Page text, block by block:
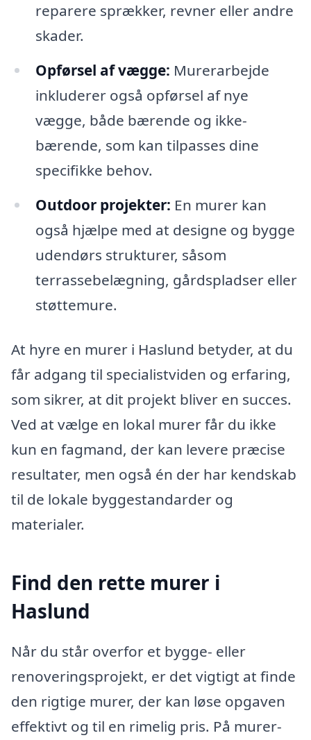
reparere sprækker, revner eller andre
skader.
Opførsel af vægge: Murerarbejde
inkluderer også opførsel af nye
vægge, både bærende og ikke-
bærende, som kan tilpasses dine
specifikke behov.
Outdoor projekter: En murer kan
også hjælpe med at designe og bygge
udendørs strukturer, såsom
terrassebelægning, gårdspladser eller
støttemure.
At hyre en murer i Haslund betyder, at du
får adgang til specialistviden og erfaring,
som sikrer, at dit projekt bliver en succes.
Ved at vælge en lokal murer får du ikke
kun en fagmand, der kan levere præcise
resultater, men også én der har kendskab
til de lokale byggestandarder og
materialer.
Find den rette murer i
Haslund
Når du står overfor et bygge- eller
renoveringsprojekt, er det vigtigt at finde
den rigtige murer, der kan løse opgaven
effektivt og til en rimelig pris. På murer-